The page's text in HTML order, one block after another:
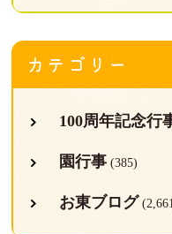
カテゴリー
100周年記念行
園行事(385)
お東ブログ